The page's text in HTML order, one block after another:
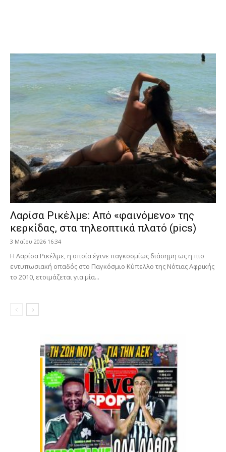
Λαρίσα Ρικέλμε: Από «φαινόμενο» της
κερκίδας, στα τηλεοπτικά πλατό (pics)
3 Μαΐου 2026 16:34
Η Λαρίσα Ρικέλμε, η οποία έγινε παγκοσμίως διάσημη ως η πιο
εντυπωσιακή οπαδός στο Παγκόσμιο Κύπελλο της Νότιας Αφρικής
το 2010, ετοιμάζεται για μία...